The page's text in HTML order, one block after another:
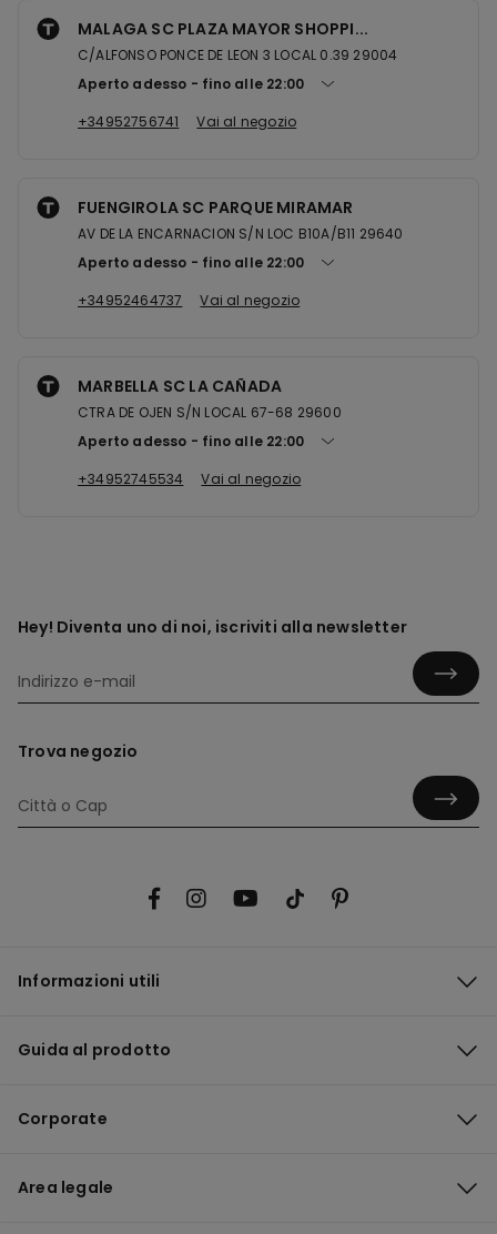
MALAGA SC PLAZA MAYOR SHOPPI...
C/ALFONSO PONCE DE LEON 3 LOCAL 0.39 29004
Aperto adesso
fino alle 22:00
+34952756741
Vai al negozio
FUENGIROLA SC PARQUE MIRAMAR
AV DE LA ENCARNACION S/N LOC B10A/B11 29640
Aperto adesso
fino alle 22:00
+34952464737
Vai al negozio
MARBELLA SC LA CAÑADA
CTRA DE OJEN S/N LOCAL 67-68 29600
Aperto adesso
fino alle 22:00
+34952745534
Vai al negozio
Hey! Diventa uno di noi, iscriviti alla newsletter
Trova negozio
Informazioni utili
Guida al prodotto
Corporate
Area legale